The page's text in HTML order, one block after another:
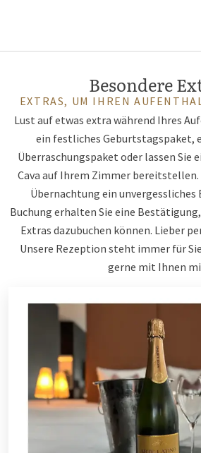
Besondere
EXTRAS, UM IHREN
Lust auf etwas extra während Ihres
ein festliches Geburtstagspaket,
Überraschungspaket oder lassen Sie
Cava auf Ihrem Zimmer bereitstellen.
Übernachtung ein unvergessliches
Buchung erhalten Sie eine
Extras dazubuchen können. Lieber
Unsere Rezeption steht immer für
gerne mit Ihnen